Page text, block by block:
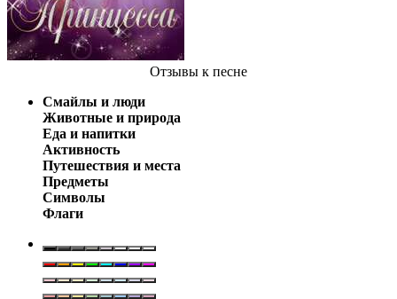
Отзывы к песне
Смайлы и люди
Животные и природа
Еда и напитки
Активность
Путешествия и места
Предметы
Символы
Флаги